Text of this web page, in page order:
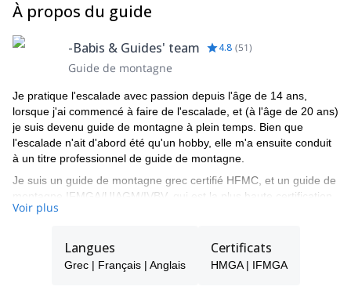
À propos du guide
-Babis & Guides' team 4.8 (51)
Guide de montagne
Je pratique l'escalade avec passion depuis l'âge de 14 ans,
lorsque j'ai commencé à faire de l'escalade, et (à l'âge de 20 ans)
je suis devenu guide de montagne à plein temps. Bien que
l'escalade n'ait d'abord été qu'un hobby, elle m'a ensuite conduit
à un titre professionnel de guide de montagne.
Je suis un guide de montagne grec certifié HFMC, et un guide de
montagne IFMGA/UIAGM/IVBV, qui est la plus haute certification
de guide de montagne reconnue internationalement. Je suis
hellénique des guides de montagne et membre de l'Association
des guides d'Autriche (section Vorarlberg).
Voir plus
Langues
Grec | Français | Anglais
Certificats
HMGA | IFMGA